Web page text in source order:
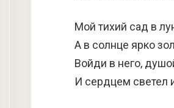
Мой тихий сад в
А в солнце ярко
Войди в него,
И сердцем светел